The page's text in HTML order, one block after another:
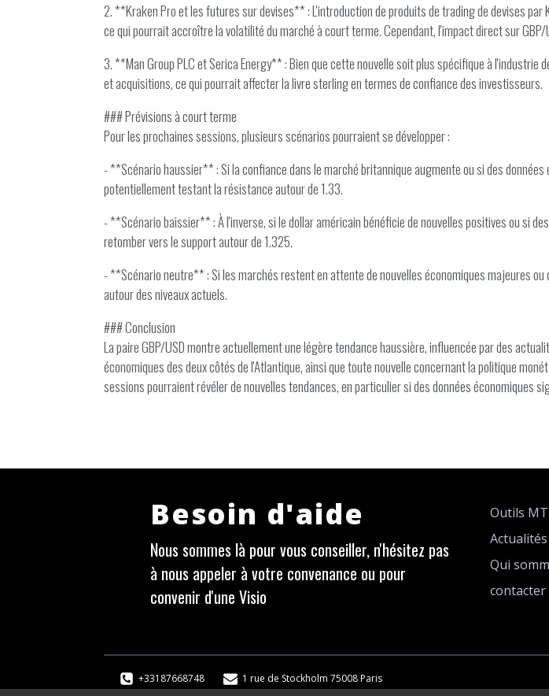
2. **Kraken Pro et les futures sur devises** : L'introduction de produits de trading de devises
ce qui pourrait accroître la volatilité du marché à court terme. Cependant, l'impact direct sur
3. **Man Group PLC et Serica Energy** : Bien que cette nouvelle soit plus spécifique à
et acquisitions, ce qui pourrait affecter la livre sterling en termes de confiance des investisseurs.
### Prévisions à court terme
Pour les prochaines sessions, plusieurs scénarios pourraient se développer :
- **Scénario haussier** : Si la confiance dans le marché britannique augmente ou si des
potentiellement testant la résistance autour de 1.33.
- **Scénario baissier** : À l'inverse, si le dollar américain bénéficie de nouvelles positives ou si
retomber vers le support autour de 1.325.
- **Scénario neutre** : Si les marchés restent en attente de nouvelles économiques majeures
autour des niveaux actuels.
### Conclusion
La paire GBP/USD montre actuellement une légère tendance haussière, influencée par des
économiques des deux côtés de l'Atlantique, ainsi que toute nouvelle concernant la politique
sessions pourraient révéler de nouvelles tendances, en particulier si des données économiques
Besoin d'aide
Nous sommes là pour vous conseiller, n'hésitez pas
à nous appeler à votre convenance ou pour
convenir d'une Visio
Outils
Actualités
Qui
contacter
+33187668748 1 rue de Stockholm 75008 Paris